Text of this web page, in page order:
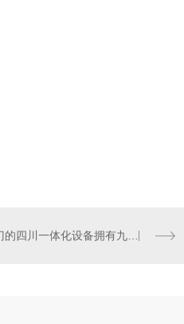
专门的四川一体化设备拥有九点优势，让你不得不选择